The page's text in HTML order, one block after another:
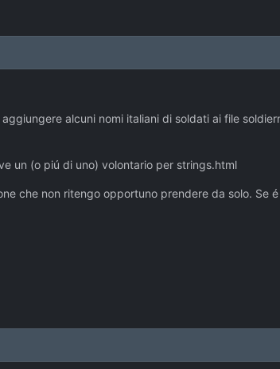
alcuni nomi italiani di soldati ai file
un (o piú di uno) volontario per strings.html
che non ritengo opportuno prendere da solo. Se